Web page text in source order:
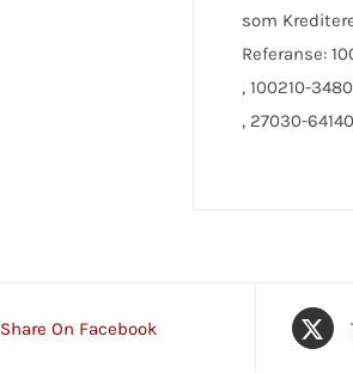
som
Referanse:
, 100210-3480
, 27030-64140
Share On Facebook